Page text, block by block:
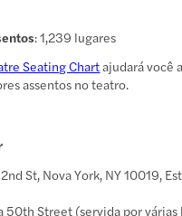
: 1,239 lugares
Seating Chartajudará você a
assentos no teatro.
St, Nova York, NY 10019,
50th Street (servida por várias